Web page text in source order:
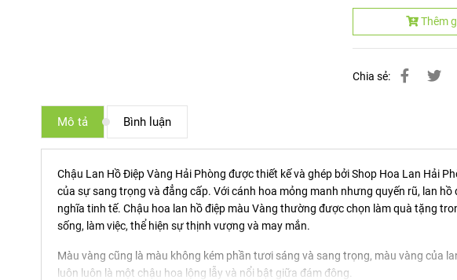
Thêm
Chia sẻ:
Mô tả Bình luận
Chậu Lan Hồ Điệp Vàng Hải Phòng được thiết kế và ghép bởi Shop Hoa Lan Hải
của sự sang trọng và đẳng cấp. Với cánh hoa mỏng manh nhưng quyến rũ, lan
nghĩa tinh tế. Chậu hoa lan hồ điệp màu Vàng thường được chọn làm quà tặng
sống, làm việc, thể hiện sự thịnh vượng và may mắn.
Màu vàng cũng là màu không kém phần tươi sáng và sang trọng, màu vàng của
luôn luôn là một chậu hoa lộng lẫy và nổi bật giữa đám đông.